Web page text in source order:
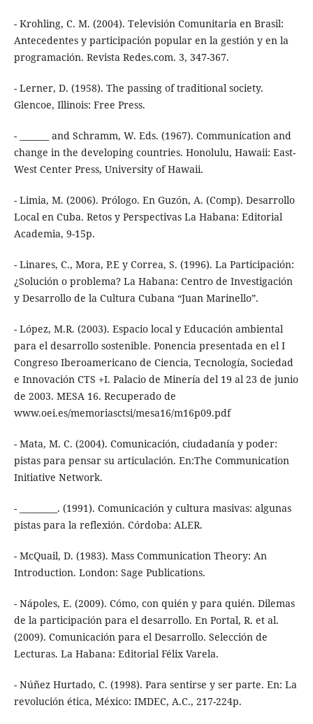
- Krohling, C. M. (2004). Televisión Comunitaria en Brasil:
Antecedentes y participación popular en la gestión y en la
programación. Revista Redes.com. 3, 347-367.
- Lerner, D. (1958). The passing of traditional society.
Glencoe, Illinois: Free Press.
- _______ and Schramm, W. Eds. (1967). Communication and
change in the developing countries. Honolulu, Hawaii: East-
West Center Press, University of Hawaii.
- Limia, M. (2006). Prólogo. En Guzón, A. (Comp). Desarrollo
Local en Cuba. Retos y Perspectivas La Habana: Editorial
Academia, 9-15p.
- Linares, C., Mora, P.E y Correa, S. (1996). La Participación:
¿Solución o problema? La Habana: Centro de Investigación
y Desarrollo de la Cultura Cubana “Juan Marinello”.
- López, M.R. (2003). Espacio local y Educación ambiental
para el desarrollo sostenible. Ponencia presentada en el I
Congreso Iberoamericano de Ciencia, Tecnología, Sociedad
e Innovación CTS +I. Palacio de Minería del 19 al 23 de junio
de 2003. MESA 16. Recuperado de
www.oei.es/memoriasctsi/mesa16/m16p09.pdf
- Mata, M. C. (2004). Comunicación, ciudadanía y poder:
pistas para pensar su articulación. En:The Communication
Initiative Network.
- _________. (1991). Comunicación y cultura masivas: algunas
pistas para la reflexión. Córdoba: ALER.
- McQuail, D. (1983). Mass Communication Theory: An
Introduction. London: Sage Publications.
- Nápoles, E. (2009). Cómo, con quién y para quién. Dilemas
de la participación para el desarrollo. En Portal, R. et al.
(2009). Comunicación para el Desarrollo. Selección de
Lecturas. La Habana: Editorial Félix Varela.
- Núñez Hurtado, C. (1998). Para sentirse y ser parte. En: La
revolución ética, México: IMDEC, A.C., 217-224p.